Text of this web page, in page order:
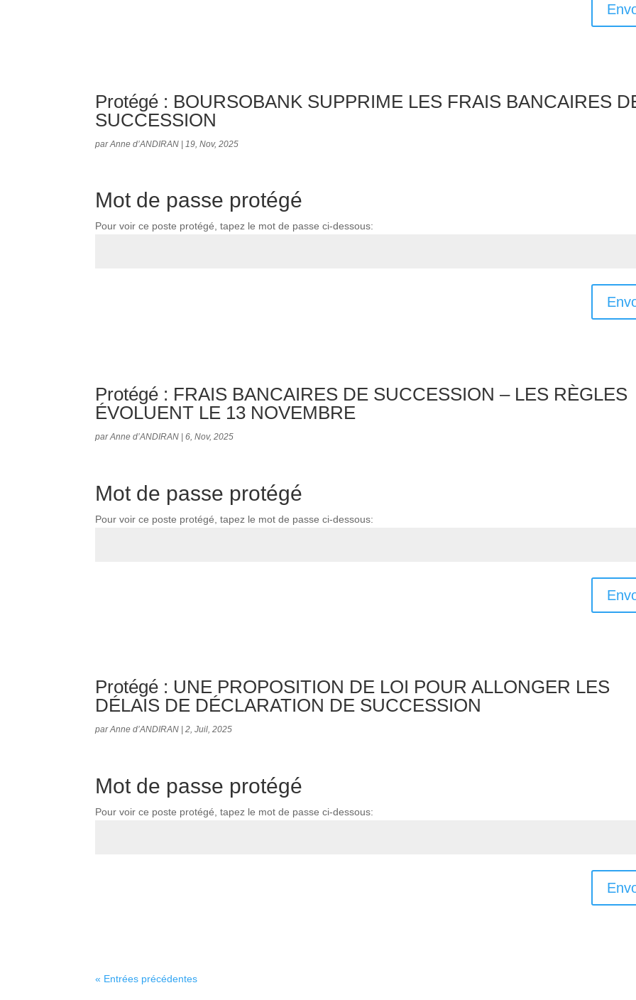
Protégé : BOURSOBANK SUPPRIME LES FRAIS BANCAIRES
SUCCESSION
parAnne d’ANDIRAN | 19, Nov, 2025
Mot de passe protégé
Pour voir ce poste protégé, tapez le mot de passe ci-dessous:
Protégé : FRAIS BANCAIRES DE SUCCESSION – LES RÈGLES
ÉVOLUENT LE 13 NOVEMBRE
parAnne d’ANDIRAN |6, Nov, 2025
Mot de passe protégé
Pour voir ce poste protégé, tapez le mot de passe ci-dessous:
Protégé : UNE PROPOSITION DE LOI POUR ALLONGER LES
DÉLAIS DE DÉCLARATION DE SUCCESSION
parAnne d’ANDIRAN |2, Juil, 2025
Mot de passe protégé
Pour voir ce poste protégé, tapez le mot de passe ci-dessous:
« Entrées précédentes